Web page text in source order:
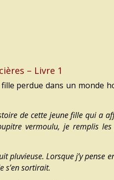
– Livre 1
perdue dans un monde
de cette jeune fille qui a
vermoulu, je remplis
pluvieuse. Lorsque j’y pense
s’en sortirait.